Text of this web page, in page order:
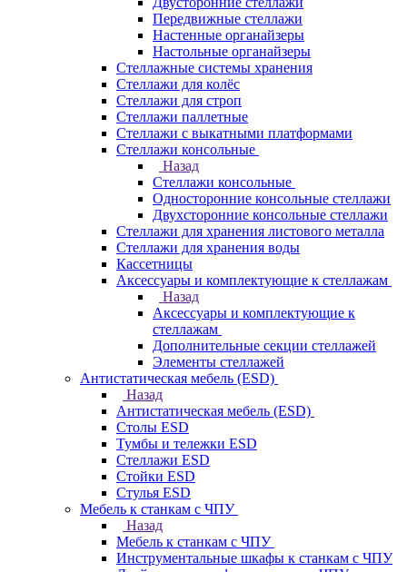
Передвижные стеллажи
Настенные органайзеры
Настольные органайзеры
Стеллажные системы хранения
Стеллажи для колёс
Стеллажи для строп
Стеллажи паллетные
Стеллажи с выкатными платформами
Стеллажи консольные
Назад
Стеллажи консольные
Односторонние консольные стеллажи
Двухсторонние консольные стеллажи
Стеллажи для хранения листового металла
Стеллажи для хранения воды
Кассетницы
Аксесcуары и комплектующие к стеллажам
Назад
Аксесcуары и комплектующие к
стеллажам
Дополнительные секции стеллажей
Элементы стеллажей
Антистатическая мебель (ESD)
Назад
Антистатическая мебель (ESD)
Столы ESD
Тумбы и тележки ESD
Стеллажи ESD
Стойки ESD
Стулья ESD
Мебель к станкам с ЧПУ
Назад
Мебель к станкам с ЧПУ
Инструментальные шкафы к станкам с ЧПУ